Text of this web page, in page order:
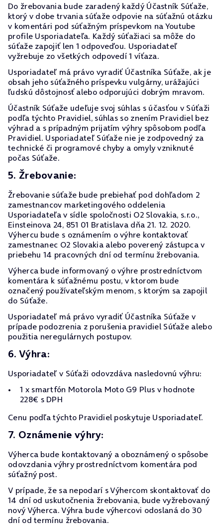
Do žrebovania bude zaradený každý Účastník Súťaže,
ktorý v dobe trvania súťaže odpovie na súťažnú otázku
v komentári pod súťažným príspevkom na Youtube
profile Usporiadateľa. Každý súťažiaci sa môže do
súťaže zapojiť len 1 odpoveďou. Usporiadateľ
vyžrebuje zo všetkých odpovedí 1 víťaza.
Usporiadateľ má právo vyradiť Účastníka Súťaže, ak je
obsah jeho súťažného príspevku vulgárny, urážajúci
ľudskú dôstojnosť alebo odporujúci dobrým mravom.
Účastník Súťaže udeľuje svoj súhlas s účasťou v Súťaži
podľa týchto Pravidiel, súhlas so znením Pravidiel bez
výhrad a s prípadným prijatím výhry spôsobom podľa
Pravidiel. Usporiadateľ Súťaže nie je zodpovedný za
technické či programové chyby a omyly vzniknuté
počas Súťaže.
5. Žrebovanie:
Žrebovanie súťaže bude prebiehať pod dohľadom 2
zamestnancov marketingového oddelenia
Usporiadateľa v sídle spoločnosti O2 Slovakia, s.r.o.,
Einsteinova 24, 851 01 Bratislava dňa 21. 12. 2020.
Výhercu bude s oznámením o výhre kontaktovať
zamestnanec O2 Slovakia alebo poverený zástupca v
priebehu 14 pracovných dní od termínu žrebovania.
Výherca bude informovaný o výhre prostredníctvom
komentára k súťažnému postu, v ktorom bude
označený používateľským menom, s ktorým sa zapojil
do Súťaže.
Usporiadateľ má právo vyradiť Účastníka Súťaže v
prípade podozrenia z porušenia pravidiel Súťaže alebo
použitia neregulárnych postupov.
6. Výhra:
Usporiadateľ v Súťaži odovzdáva nasledovnú výhru:
1 x smartfón Motorola Moto G9 Plus v hodnote
228€ s DPH
Cenu podľa týchto Pravidiel poskytuje Usporiadateľ.
7. Oznámenie výhry:
Výherca bude kontaktovaný a oboznámený o spôsobe
odovzdania výhry prostredníctvom komentára pod
súťažný post.
V prípade, že sa nepodarí s Výhercom skontaktovať do
14 dní od uskutočnenia žrebovania, bude vyžrebovaný
nový Výherca. Výhra bude výhercovi odoslaná do 30
dní od termínu žrebovania.